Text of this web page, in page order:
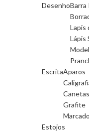
DesenhoBarra
Lapis
Lápis
EscritaAparos
Grafite
Estojos